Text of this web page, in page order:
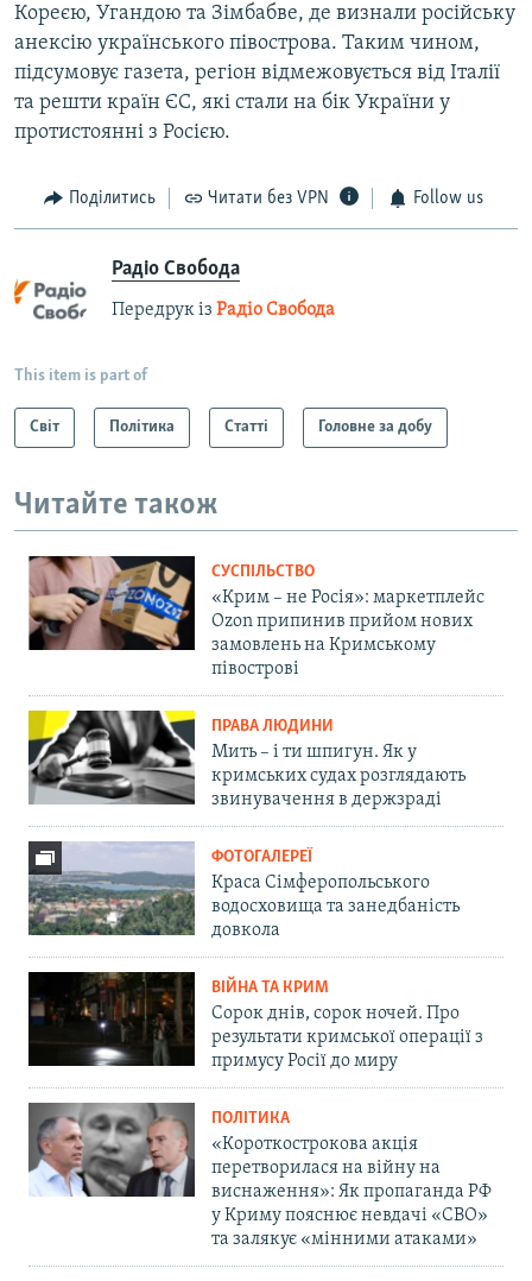
Кореєю, Угандою та Зімбабве, де визнали російську
анексію українського півострова. Таким чином,
підсумовує газета, регіон відмежовується від Італії
та решти країн ЄС, які стали на бік України у
протистоянні з Росією.
Поділитись Читати без VPN Follow us
Радіо Свобода
Передрук із Радіо Свобода
This item is part of
Світ Політика Статті Головне за добу
Читайте також
СУСПІЛЬСТВО
«Крим – не Росія»: маркетплейс
Ozon припинив прийом нових
замовлень на Кримському
півострові
ПРАВА ЛЮДИНИ
Мить – і ти шпигун. Як у
кримських судах розглядають
звинувачення в держзраді
ФОТОГАЛЕРЕЇ
Краса Сімферопольського
водосховища та занедбаність
довкола
ВІЙНА ТА КРИМ
Сорок днів, сорок ночей. Про
результати кримської операції з
примусу Росії до миру
ПОЛІТИКА
«Короткострокова акція
перетворилася на війну на
виснаження»: Як пропаганда РФ
у Криму пояснює невдачі «СВО»
та залякує «мінними атаками»